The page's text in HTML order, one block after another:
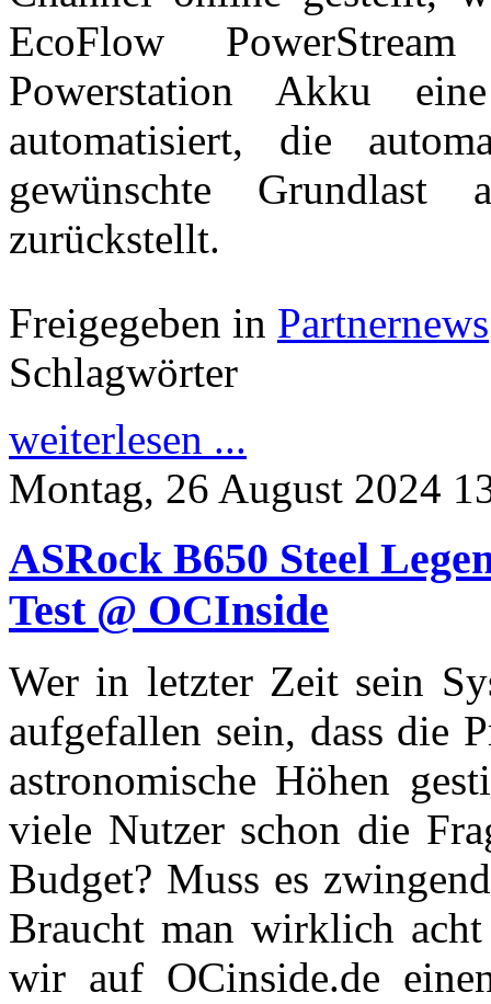
EcoFlow
Powerstation Akku
automatisiert, die
gewünschte Grundlast
zurückstellt.
Freigegeben in Partnernews
Schlagwörter
weiterlesen ...
Montag, 26 August 2024
ASRock B650 Steel
Test @ OCInside
Wer in letzter Zeit sein
aufgefallen sein, dass die
astronomische Höhen
viele Nutzer schon die
Budget? Muss es
Braucht man wirklich acht
wir auf OCinside.de